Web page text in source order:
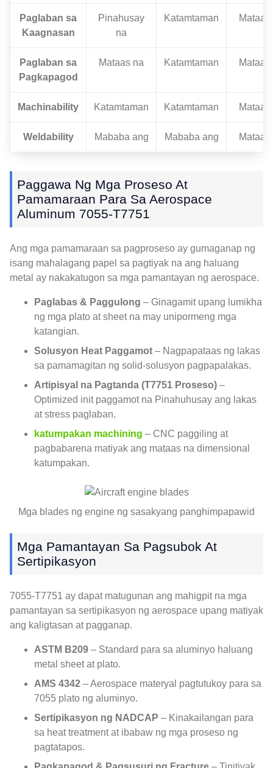
Paglaban sa
Kaagnasan
Pinahusay
na
Katamtaman Mataas
Paglaban sa
Pagkapagod
Mataas na Katamtaman Mataas
Machinability Katamtaman Katamtaman Mataas
Weldability Mababa ang Mababa ang Mataas
Paggawa Ng Mga Proseso At
Pamamaraan Para Sa Aerospace
Aluminum 7055-T7751
Ang mga pamamaraan sa pagproseso ay gumaganap ng
isang mahalagang papel sa pagtiyak na ang haluang
metal ay nakakatugon sa mga pamantayan ng aerospace.
Paglabas & Paggulong – Ginagamit upang lumikha
ng mga plato at sheet na may unipormeng mga
katangian.
Solusyon Heat Paggamot – Nagpapataas ng lakas
sa pamamagitan ng solid-solusyon pagpapalakas.
Artipisyal na Pagtanda (T7751 Proseso) –
Optimized init paggamot na Pinahuhusay ang lakas
at stress paglaban.
katumpakan machining – CNC paggiling at
pagbabarena matiyak ang mataas na dimensional
katumpakan.
Mga blades ng engine ng sasakyang panghimpapawid
Mga Pamantayan Sa Pagsubok At
Sertipikasyon
7055-T7751 ay dapat matugunan ang mahigpit na mga
pamantayan sa sertipikasyon ng aerospace upang matiyak
ang kaligtasan at pagganap.
ASTM B209 – Standard para sa aluminyo haluang
metal sheet at plato.
AMS 4342 – Aerospace materyal pagtutukoy para sa
7055 plato ng aluminyo.
Sertipikasyon ng NADCAP – Kinakailangan para
sa heat treatment at ibabaw ng mga proseso ng
pagtatapos.